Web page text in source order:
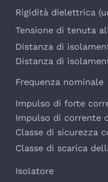
Rigidità dielettrica
Tensione di tenuta
Distanza di
Distanza di
Frequenza nominale
Impulso di forte
Impulso di corrente
Classe di sicurezza
Classe di scarica
Isolatore